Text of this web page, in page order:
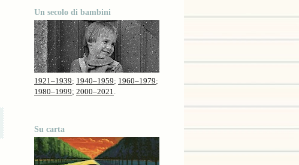
Un secolo di bambini
1921–1939; 1940–1959; 1960–1979;
1980–1999; 2000–2021
Su carta